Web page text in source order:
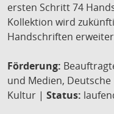
ersten Schritt 74
Kollektion wird
Handschriften
Förderung:
und Medien,
Kultur | Status: